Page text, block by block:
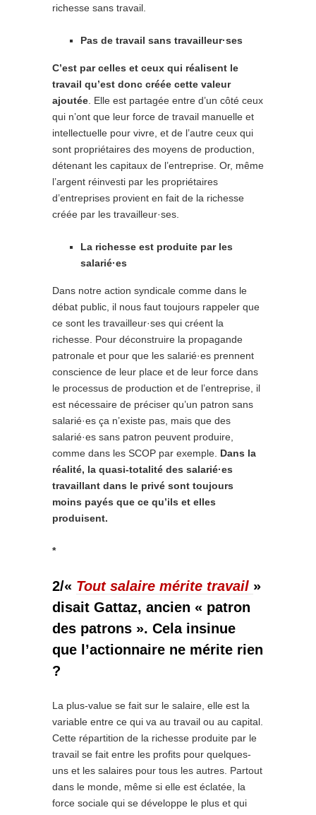
richesse sans travail.
Pas de travail sans travailleur·ses
C’est par celles et ceux qui réalisent le
travail qu’est donc créée cette valeur
ajoutée . Elle est partagée entre d’un côté ceux
qui n’ont que leur force de travail manuelle et
intellectuelle pour vivre, et de l’autre ceux qui
sont propriétaires des moyens de production,
détenant les capitaux de l’entreprise. Or, même
l’argent réinvesti par les propriétaires
d’entreprises provient en fait de la richesse
créée par les travailleur·ses.
La richesse est produite par les
salarié·es
Dans notre action syndicale comme dans le
débat public, il nous faut toujours rappeler que
ce sont les travailleur·ses qui créent la
richesse. Pour déconstruire la propagande
patronale et pour que les salarié·es prennent
conscience de leur place et de leur force dans
le processus de production et de l’entreprise, il
est nécessaire de préciser qu’un patron sans
salarié·es ça n’existe pas, mais que des
salarié·es sans patron peuvent produire,
comme dans les SCOP par exemple. Dans la
réalité, la quasi-totalité des salarié·es
travaillant dans le privé sont toujours
moins payés que ce qu’ils et elles
produisent.
*
2/« Tout salaire mérite travail »
disait Gattaz, ancien « patron
des patrons ». Cela insinue
que l’actionnaire ne mérite rien
?
La plus-value se fait sur le salaire, elle est la
variable entre ce qui va au travail ou au capital.
Cette répartition de la richesse produite par le
travail se fait entre les profits pour quelques-
uns et les salaires pour tous les autres. Partout
dans le monde, même si elle est éclatée, la
force sociale qui se développe le plus et qui